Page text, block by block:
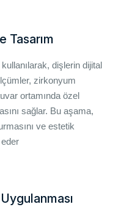
Tasarım
dişlerin dijital
zirkonyum
ortamında özel
sağlar. Bu aşama,
ve estetik